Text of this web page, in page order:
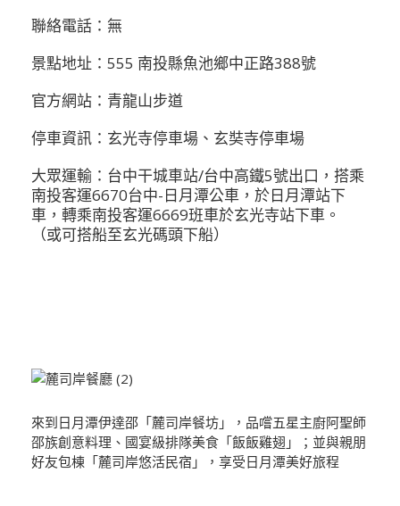
聯絡電話：無
景點地址：555 南投縣魚池鄉中正路388號
官方網站：青龍山步道
停車資訊：玄光寺停車場、玄奘寺停車場
大眾運輸：台中干城車站/台中高鐵5號出口，搭乘
南投客運6670台中-日月潭公車，於日月潭站下
車，轉乘南投客運6669班車於玄光寺站下車。
（或可搭船至玄光碼頭下船）
來到日月潭伊達邵「麓司岸餐坊」，品嚐五星主廚阿聖師
邵族創意料理、國宴級排隊美食「飯飯雞翅」；並與親朋
好友包棟「麓司岸悠活民宿」，享受日月潭美好旅程